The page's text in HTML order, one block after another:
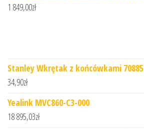
1 849,00zł
Stanley Wkrętak z końcówkami 70885
34,90zł
Yealink MVC860-C3-000
18 895,03zł